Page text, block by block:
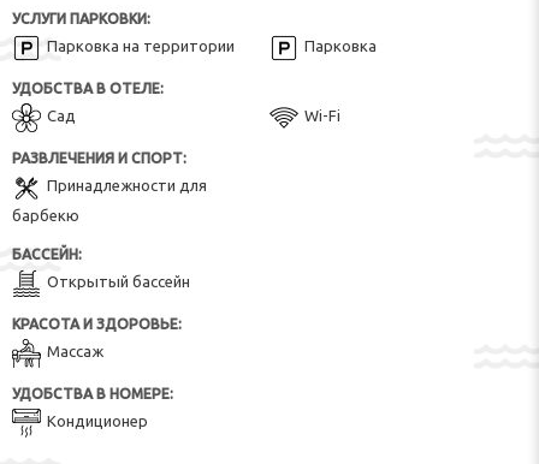
УСЛУГИ ПАРКОВКИ:
Парковка на территории Парковка
УДОБСТВА В ОТЕЛЕ:
Сад Wi-Fi
РАЗВЛЕЧЕНИЯ И СПОРТ:
Принадлежности для
барбекю
БАССЕЙН:
Открытый бассейн
КРАСОТА И ЗДОРОВЬЕ:
Массаж
УДОБСТВА В НОМЕРЕ:
Кондиционер